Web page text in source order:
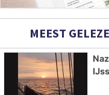
MEEST